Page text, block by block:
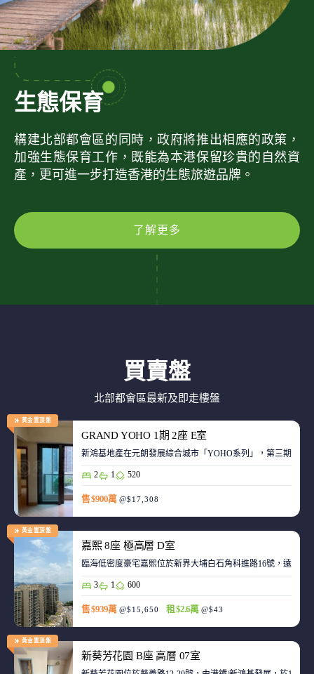
生態保育
構建北部都會區的同時，政府將推出相應的政策，
加強生態保育工作，既能為本港保留珍貴的自然資
產，更可進一步打造香港的生態旅遊品牌。
了解更多
買賣盤
北部都會區最新及即走樓盤
黃金置頂盤
GRAND YOHO 1期 2座 E室
2 1 520
售 $900萬 @$17,308
黃金置頂盤
嘉熙 8座 極高層 D室
臨海低密度豪宅嘉熙位於新界大埔白石角科進路16號，遠離
3 1 600
售 $939萬 @$15,650 租 $2.6萬 @$43
黃金置頂盤
新葵芳花園 B座 高層 07室